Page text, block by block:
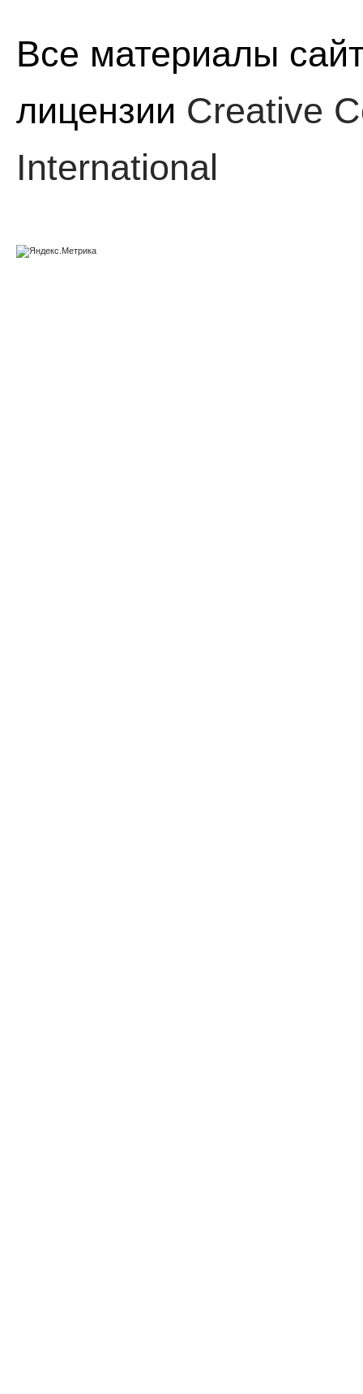
Все материалы
лицензии Creative
International